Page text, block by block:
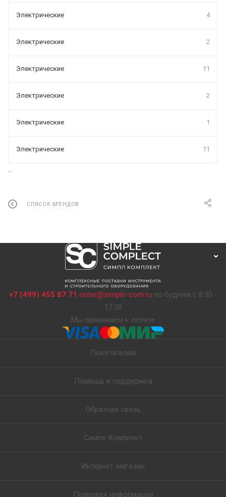
Электрические 4
Электрические 2
Электрические 11
Электрические 2
Электрические 1
Электрические 11
СПИСОК БРЕНДОВ
+7 (499) 455 87 71 order@simple-com.ru по будням с 8:30 -
17:30
Мы принимаем к оплате
Покупателям
Помощь и поддержка
Обратная связь
Симпл Комплект
Интернет-магазин
Правовая информация